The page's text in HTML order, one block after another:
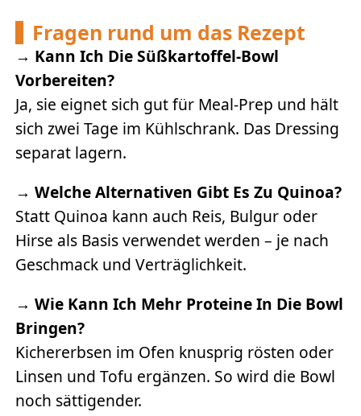
Fragen rund um das Rezept
→ Kann Ich Die Süßkartoffel-Bowl
Vorbereiten?
Ja, sie eignet sich gut für Meal-Prep und hält
sich zwei Tage im Kühlschrank. Das Dressing
separat lagern.
→Welche Alternativen Gibt Es Zu Quinoa?
Statt Quinoa kann auch Reis, Bulgur oder
Hirse als Basis verwendet werden – je nach
Geschmack und Verträglichkeit.
→Wie Kann Ich Mehr Proteine In Die Bowl
Bringen?
Kichererbsen im Ofen knusprig rösten oder
Linsen und Tofu ergänzen. So wird die Bowl
noch sättigender.